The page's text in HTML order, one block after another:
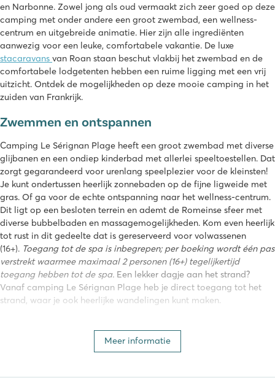
en Narbonne. Zowel jong als oud vermaakt zich zeer goed op deze
camping met onder andere een groot zwembad, een wellness-
centrum en uitgebreide animatie. Hier zijn alle ingrediënten
aanwezig voor een leuke, comfortabele vakantie. De luxe
stacaravans van Roan staan beschut vlakbij het zwembad en de
comfortabele lodgetenten hebben een ruime ligging met een vrij
uitzicht. Ontdek de mogelijkheden op deze mooie camping in het
zuiden van Frankrijk.
Zwemmen en ontspannen
Camping Le Sérignan Plage heeft een groot zwembad met diverse
glijbanen en een ondiep kinderbad met allerlei speeltoestellen. Dat
zorgt gegarandeerd voor urenlang speelplezier voor de kleinsten!
Je kunt ondertussen heerlijk zonnebaden op de fijne ligweide met
gras. Of ga voor de echte ontspanning naar het wellness-centrum.
Dit ligt op een besloten terrein en ademt de Romeinse sfeer met
diverse bubbelbaden en massagemogelijkheden. Kom even heerlijk
tot rust in dit gedeelte dat is gereserveerd voor volwassenen
(16+). Toegang tot de spa is inbegrepen; per boeking wordt één pas
verstrekt waarmee maximaal 2 personen (16+) tegelijkertijd
toegang hebben tot de spa. Een lekker dagje aan het strand?
Vanaf camping Le Sérignan Plage heb je direct toegang tot het
strand, waar je ook heerlijke wandelingen kunt maken.
warme kleuren zorgt hier voor het echte vakantiegevoel. In de
Meer informatie